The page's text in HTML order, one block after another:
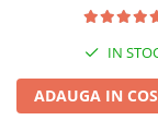
IN
ADAUGA IN COS